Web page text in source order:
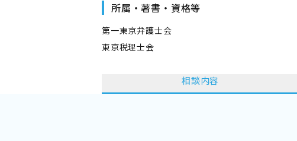
所属・著書・資格等
第一東京弁護士会
東京税理士会
相談内容